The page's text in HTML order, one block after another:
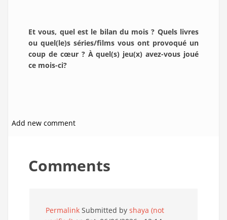
Et vous, quel est le bilan du mois ? Quels livres
ou quel(le)s séries/films vous ont provoqué un
coup de cœur ? À quel(s) jeu(x) avez-vous joué
ce mois-ci?
Add new comment
Comments
Permalink Submitted by shaya (not